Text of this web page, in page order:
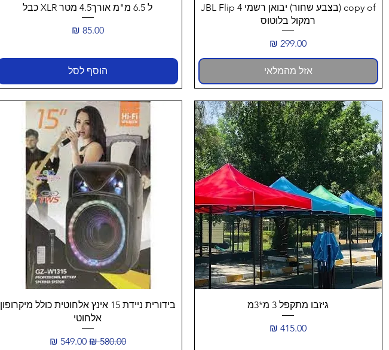
תצוגה מהירה
copy of (בצבע שחור) יבואן רשמי JBL Flip 4
רמקול בלוטוס
מחיר
אזל מהמלאי
תצוגה מהירה
ל 6.5 מ"מ אורך4.5 מטר XLR כבל
מחיר‏85.00 ‏₪
הוסף לסל
תצוגה מהירה
גיזבו מתקפל 3 מ*3מ
מחיר
תצוגה מהירה
בידורית ניידת 15 אינץ אלחוטית כולל מיקרופון
אלחוטי
מחיר רגיל‏580.00 ‏₪ מחיר מבצע‏549.00 ‏₪